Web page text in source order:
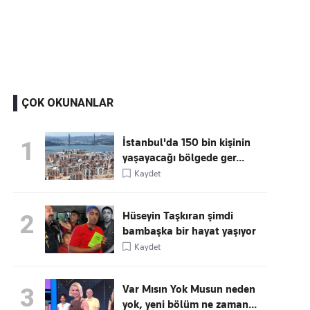
ÇOK OKUNANLAR
1
İstanbul'da 150 bin kişinin
yaşayacağı bölgede ger...
Kaydet
2
Hüseyin Taşkıran şimdi
bambaşka bir hayat yaşıyor
Kaydet
3
Var Mısın Yok Musun neden
yok, yeni bölüm ne zaman...